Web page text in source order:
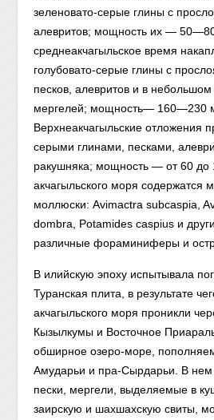
зеленовато-серые глины с
алевритов; мощность их —
среднеакчагыльское время
голубовато-серые глины с
песков, алевритов и в небольшом
мергелей; мощность— 160—230
Верхнеакчагыльские отложения
серыми глинами, песками,
ракушняка; мощность — от 60 до
акчагыльского моpя содержатся
моллюски: Avimactra subcaspia,
dombra, Potamides caspius и
различные фораминиферы и
В илийскую эпоху испытывала
Туранская плита, в результате
акчагыльского моря проникли
Кызылкумы и Восточное
обширное озеро-море,
Амударьи и пра-Сырдарьи. В нем
пески, мергели, выделяемые в
заирскую и шахшахскую свиты,